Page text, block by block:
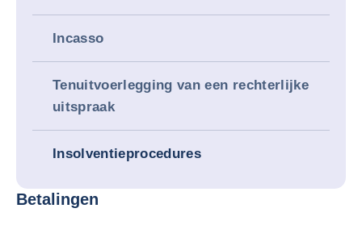
Incasso
Tenuitvoerlegging van een rechterlijke
uitspraak
Insolventieprocedures
Betalingen